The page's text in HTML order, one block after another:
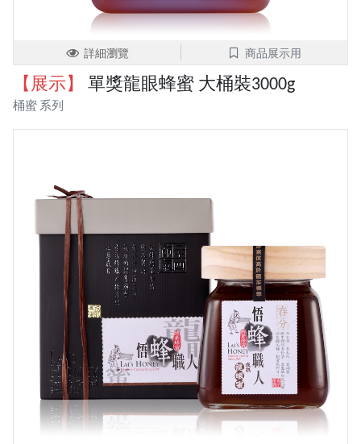
詳細瀏覽 商品展示用
【展示】 單獎龍眼蜂蜜 大桶裝3000g
桶蜜 系列